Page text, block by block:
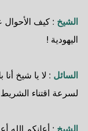
الشيخ : كيف الأحوال
اليهودية !
السائل : لا يا شيخ
لسرعة اقتناء